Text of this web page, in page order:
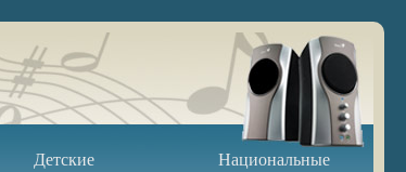
Детские
Национальные